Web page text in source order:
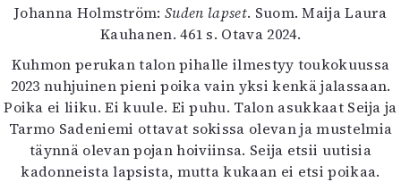
Näyttelyt
Musiikki
Kuvataide
Kirjat
In English
Esitystaide
Arkisto
Johanna Holmström:Suden lapset. Suom. Maija Laura
Kauhanen. 461 s. Otava 2024.
Kuhmon perukan talon pihalle ilmestyy toukokuussa
2023 nuhjuinen pieni poika vain yksi kenkä jalassaan.
Poika ei liiku. Ei kuule. Ei puhu. Talon asukkaat Seija ja
Tarmo Sadeniemi ottavat sokissa olevan ja mustelmia
täynnä olevan pojan hoiviinsa. Seija etsii uutisia
kadonneista lapsista, mutta kukaan ei etsi poikaa.